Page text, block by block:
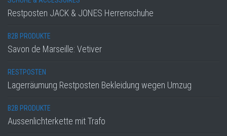
Restposten JACK & JONES Herrenschuhe
B2B PRODUKTE
Savon de Marseille: Vetiver
RESTPOSTEN
Lagerräumung Restposten Bekleidung wegen Umzug
B2B PRODUKTE
Aussenlichterkette mit Trafo